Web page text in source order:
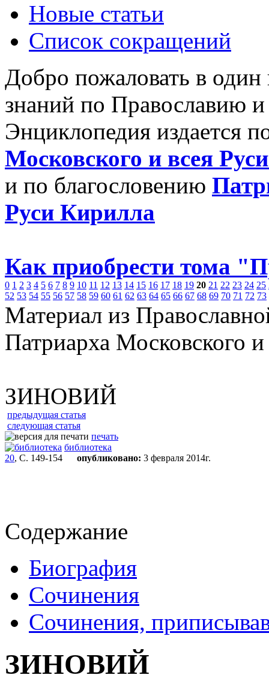
Новые статьи
Список сокращений
Добро пожаловать в
знаний по Православию
Энциклопедия издается
Московского и всея
и по благословению
Руси Кирилла
Как приобрести тома
0 1 2 3 4 5 6 7 8 9 10 11 12 13 14 15 16 17 18 19 20 21 22 23 24 25
52 53 54 55 56 57 58 59 60 61 62 63 64 65 66 67 68 69 70 71 72 73
Материал из
Патриарха Московского
ЗИНОВИЙ
предыдущая статья
следующая статья
печать
библиотека
20, С. 149-154 опубликовано: 3 февраля 2014г.
Содержание
Биография
Сочинения
Сочинения,
ЗИНОВИЙ